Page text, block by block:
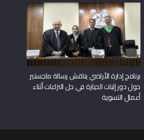
برنامج إدارة الأراضي يناقش رسالة ماجستير
حول دور إثبات الحيازة في حل النزاعات أثناء
أعمال التسوية